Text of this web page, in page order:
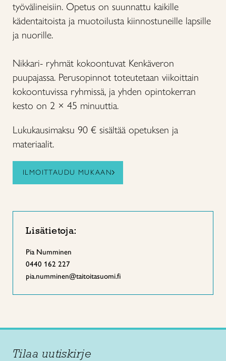
työvälineisiin. Opetus on suunnattu kaikille
kädentaitoista ja muotoilusta kiinnostuneille lapsille
ja nuorille.
Nikkari- ryhmät kokoontuvat Kenkäveron
puupajassa. Perusopinnot toteutetaan viikoittain
kokoontuvissa ryhmissä, ja yhden opintokerran
kesto on 2 × 45 minuuttia.
Lukukausimaksu 90 € sisältää opetuksen ja
materiaalit.
ILMOITTAUDU MUKAAN
Lisätietoja:
Pia Numminen
0440 162 227
pia.numminen@taitoitasuomi.fi
Tilaa uutiskirje